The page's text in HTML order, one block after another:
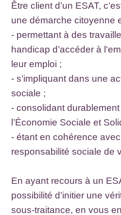
Être client d’un ESAT,
une démarche citoyenne
- permettant à des
handicap d’accéder à
leur emploi ;
- s’impliquant dans une
sociale ;
- consolidant
l’Économie Sociale et
- étant en cohérence
responsabilité sociale de
En ayant recours à un
possibilité d’initier une
sous-traitance, en vous